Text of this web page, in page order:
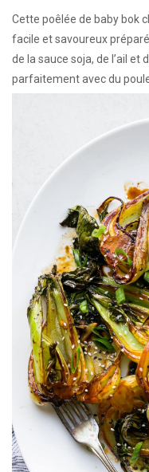
Cette poêlée de baby bok
facile et savoureux
de la sauce soja, de l’ail et
parfaitement avec du